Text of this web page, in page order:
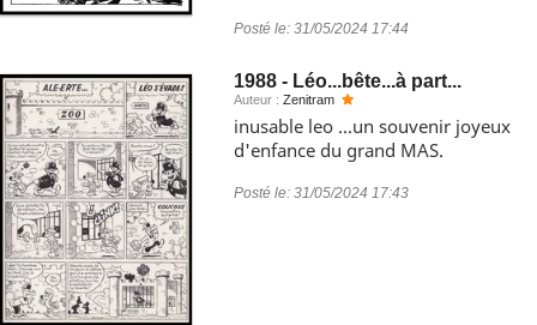
Posté le: 31/05/2024 17:44
1988 - Léo...bête...à part...
Auteur : Zenitram
inusable leo ...un souvenir joyeux
d'enfance du grand MAS.
Posté le: 31/05/2024 17:43